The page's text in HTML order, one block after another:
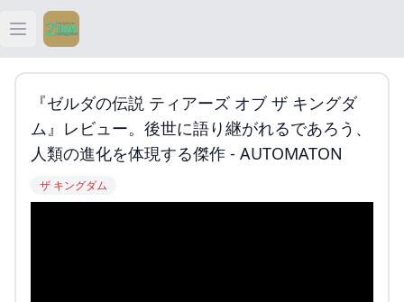
Open main menu
ティアキン
ティアキン 祠
ティアキン 武器
『ゼルダの伝説 ティアーズ オブ ザ キングダ
ム』レビュー。後世に語り継がれるであろう、
人類の進化を体現する傑作 - AUTOMATON
ザ キングダム